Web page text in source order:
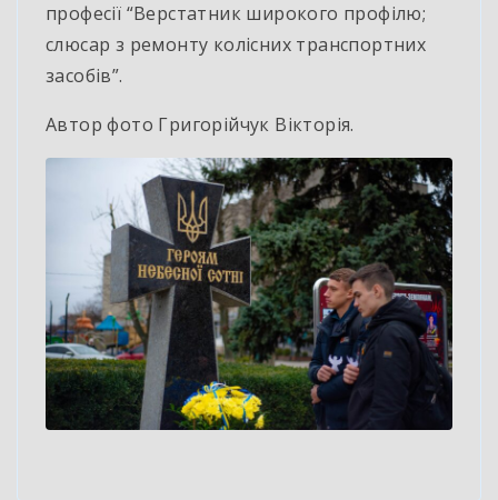
професії “Верстатник широкого профілю;
слюсар з ремонту колісних транспортних
засобів”.
Автор фото Григорійчук Вікторія.